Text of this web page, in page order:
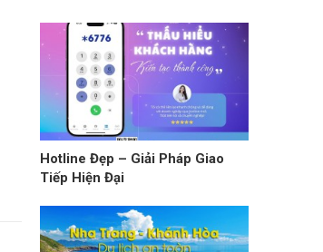
Hotline Đẹp – Giải Pháp Giao
Tiếp Hiện Đại